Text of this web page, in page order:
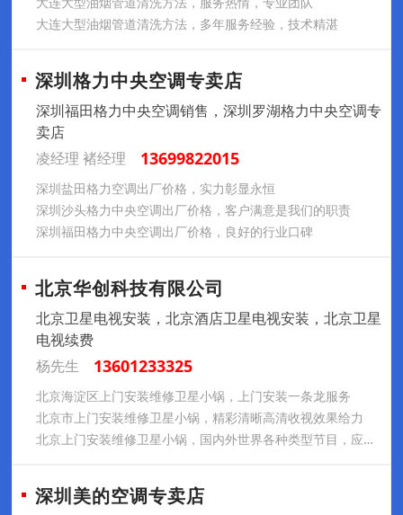
大连大型油烟管道清洗方法，多年服务经验，技术精湛
深圳格力中央空调专卖店
深圳福田格力中央空调销售，深圳罗湖格力中央空调专
卖店
凌经理 褚经理
13699822015
深圳盐田格力空调出厂价格，实力彰显永恒
深圳沙头格力中央空调出厂价格，客户满意是我们的职责
深圳福田格力中央空调出厂价格，良好的行业口碑
北京华创科技有限公司
北京卫星电视安装，北京酒店卫星电视安装，北京卫星
电视续费
杨先生
13601233325
北京海淀区上门安装维修卫星小锅，上门安装一条龙服务
北京市上门安装维修卫星小锅，精彩清晰高清收视效果给力
北京上门安装维修卫星小锅，国内外世界各种类型节目，应有尽有
深圳美的空调专卖店